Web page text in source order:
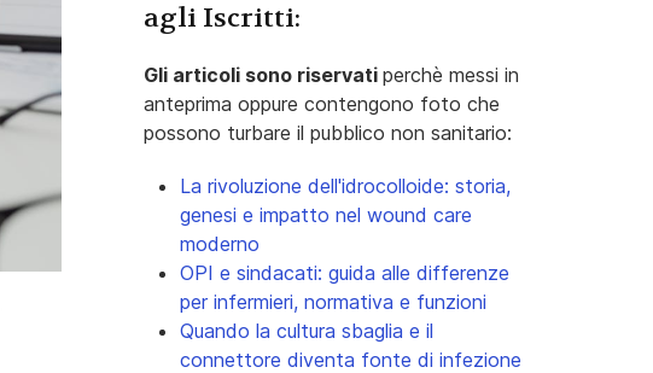
agli Iscritti:
Gli articoli sono riservati perchè messi in
anteprima oppure contengono foto che
possono turbare il pubblico non sanitario:
La rivoluzione dell'idrocolloide: storia,
genesi e impatto nel wound care
moderno
OPI e sindacati: guida alle differenze
per infermieri, normativa e funzioni
Quando la cultura sbaglia e il
connettore diventa fonte di infezione